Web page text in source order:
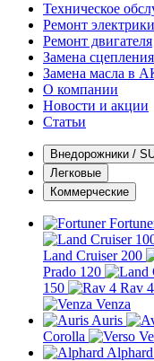
Техническое
Ремонт электрики
Ремонт двигателя
Замена сцепления
Замена масла в
О компании
Новости и акции
Статьи
Внедорожники /
Легковые
Коммерческие
Land Cruiser 200
Prado 120
150
Rav 4
Venza
Auris
Corolla
Alphard